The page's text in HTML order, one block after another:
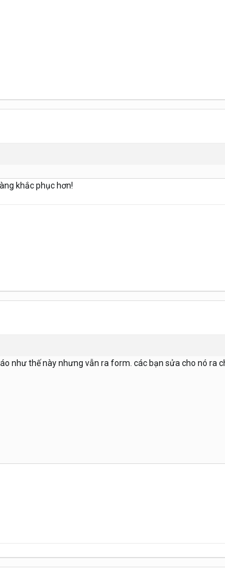
khắc phục hơn!
như thế này nhưng vẫn ra form. các bạn sửa cho nó ra